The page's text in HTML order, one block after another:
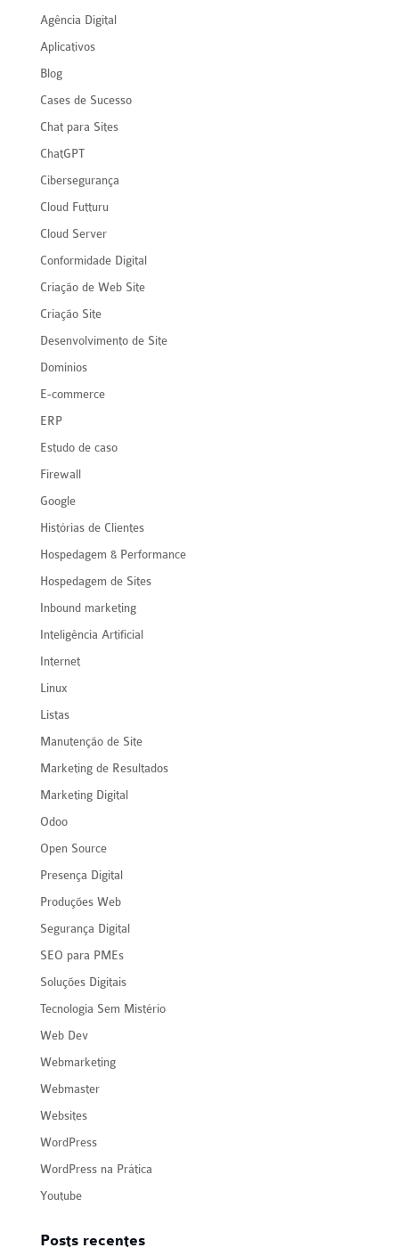
Agência Digital
Aplicativos
Blog
Cases de Sucesso
Chat para Sites
ChatGPT
Cibersegurança
Cloud Futturu
Cloud Server
Conformidade Digital
Criação de Web Site
Criação Site
Desenvolvimento de Site
Domínios
E-commerce
ERP
Estudo de caso
Firewall
Google
Histórias de Clientes
Hospedagem & Performance
Hospedagem de Sites
Inbound marketing
Inteligência Artificial
Internet
Linux
Listas
Manutenção de Site
Marketing de Resultados
Marketing Digital
Odoo
Open Source
Presença Digital
Produções Web
Segurança Digital
SEO para PMEs
Soluções Digitais
Tecnologia Sem Mistério
Web Dev
Webmarketing
Webmaster
Websites
WordPress
WordPress na Prática
Youtube
Posts recentes